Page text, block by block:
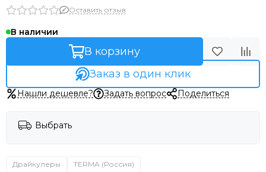
Оставить отзыв
В наличии
В корзину
Заказ в один клик
Нашли дешевле? Задать вопрос Поделиться
Выбрать
Драйкулеры TERMA (Россия)